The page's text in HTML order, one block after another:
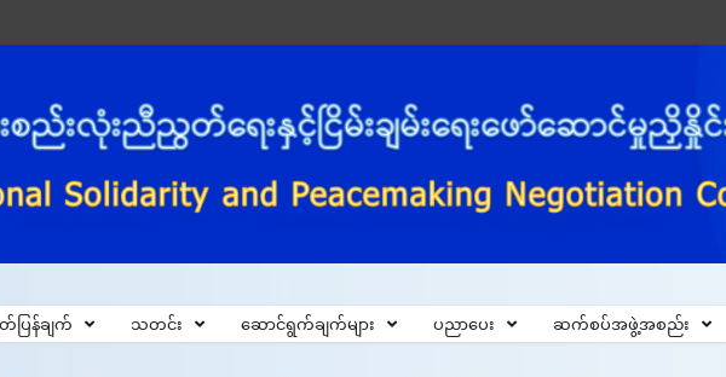
ပြန်ချက် သတင်း ဆောင်ရွက်ချက်များ ပညာပေး ဆက်စပ်အဖွဲ့အစည်း